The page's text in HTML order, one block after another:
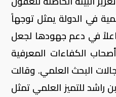
في الدولة يمثل توجهاً
في دعم جهودها لجعل
الكفاءات المعرفية
البحث العلمي. وقالت
راشد للتميز العلمي تمثل